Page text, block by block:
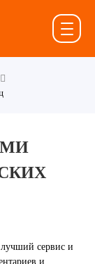
сервис и
и